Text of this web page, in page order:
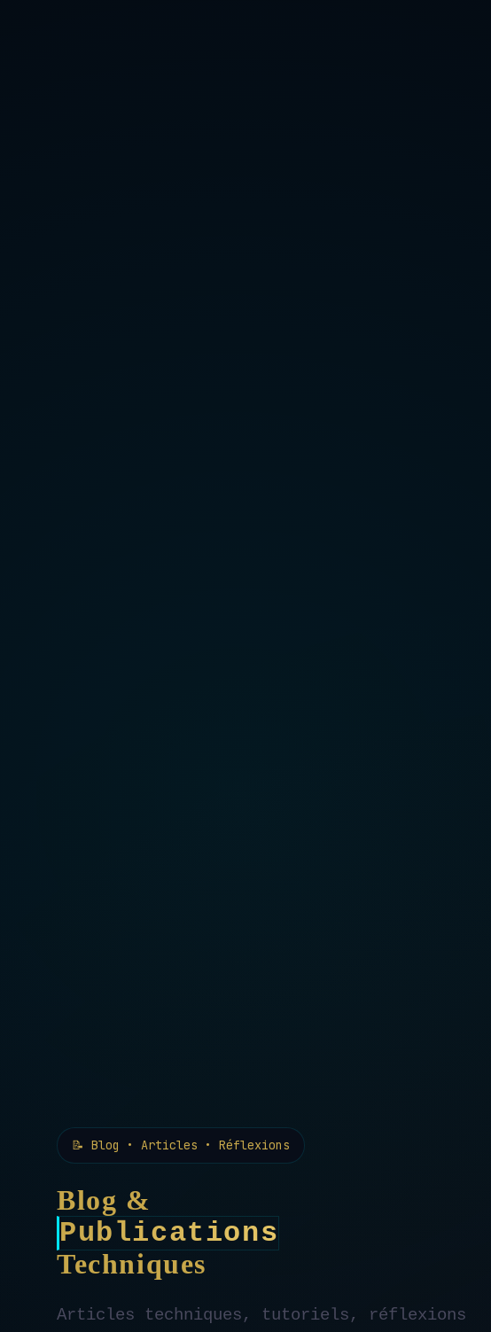
📝 Blog • Articles • Réflexions
Blog &
Publications
Techniques
Articles techniques, tutoriels, réflexions